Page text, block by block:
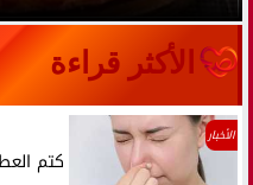
الأكثر قراءة
الأخبار
كتم